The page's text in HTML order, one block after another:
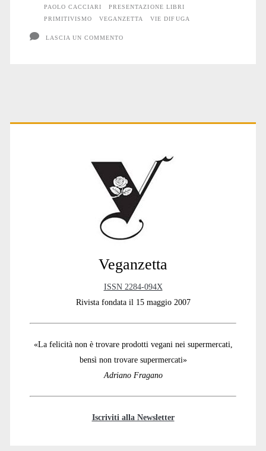
e
Manicardi
PAOLO CACCIARI
PRESENTAZIONE LIBRI
PRIMITIVISMO
VEGANZETTA VIE DIFUGA
LASCIA UN COMMENTO
Primary
Veganzetta
ISSN 2284-094X
Rivista fondata il 15 maggio 2007
«La felicità non è trovare prodotti vegani nei supermercati,
bensì non trovare supermercati»
Adriano Fragano
Iscriviti alla Newsletter